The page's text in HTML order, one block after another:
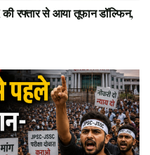
रफ्तार से आया तूफान डॉल्फिन,